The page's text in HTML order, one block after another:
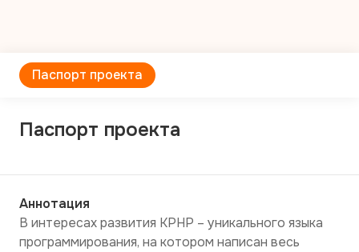
Паспорт проекта
Паспорт проекта
Аннотация
В интересах развития KPHP – уникального языка
программирования, на котором написан весь